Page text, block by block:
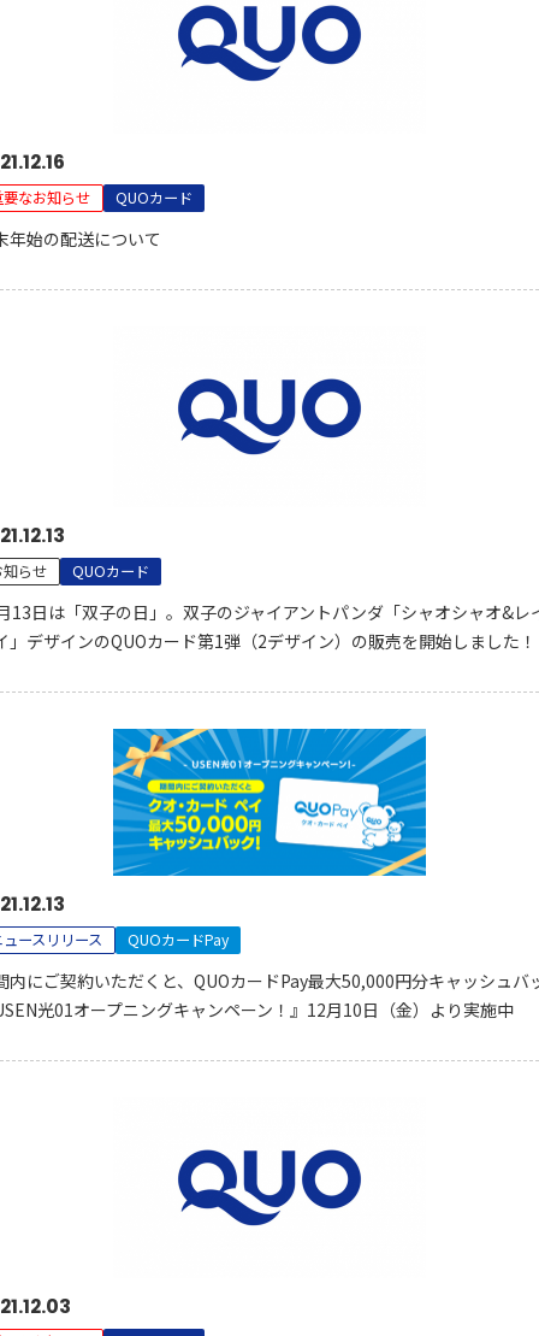
要なお知らせ QUOカード
年始の配送について
知らせ QUOカード
13日は「双子の日」。双子のジャイアントパンダ「シャオシャオ&レ
」デザインのQUOカード第1弾（2デザイン）の販売を開始しました！
ースリリース QUOカードPay
内にご契約いただくと、QUOカードPay最大50,000円分キャッシュバ
光01オープニングキャンペーン！』12月10日（金）より実施中